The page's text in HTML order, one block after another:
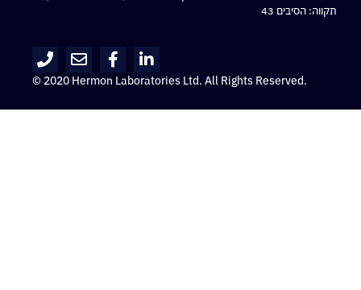
תקווה: הסיבים 43
© 2020 Hermon Laboratories Ltd. All Rights Reserved.